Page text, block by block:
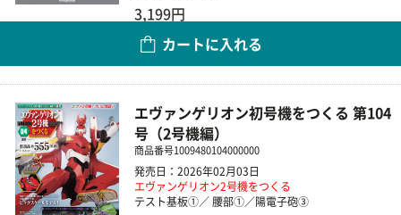
3,199円
カートに入れる
エヴァンゲリオン初号機をつくる 第104
号（2号機編）
商品番号1009480104000000
発売日：2026年02月03日
エヴァンゲリオン2号機をつくる
テスト基板①／ 腰部①／陽電子砲③